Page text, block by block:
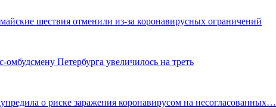
шествия отменили из-за коронавирусных ограничений
Петербурга увеличилось на треть
о риске заражения коронавирусом на несогласованных…